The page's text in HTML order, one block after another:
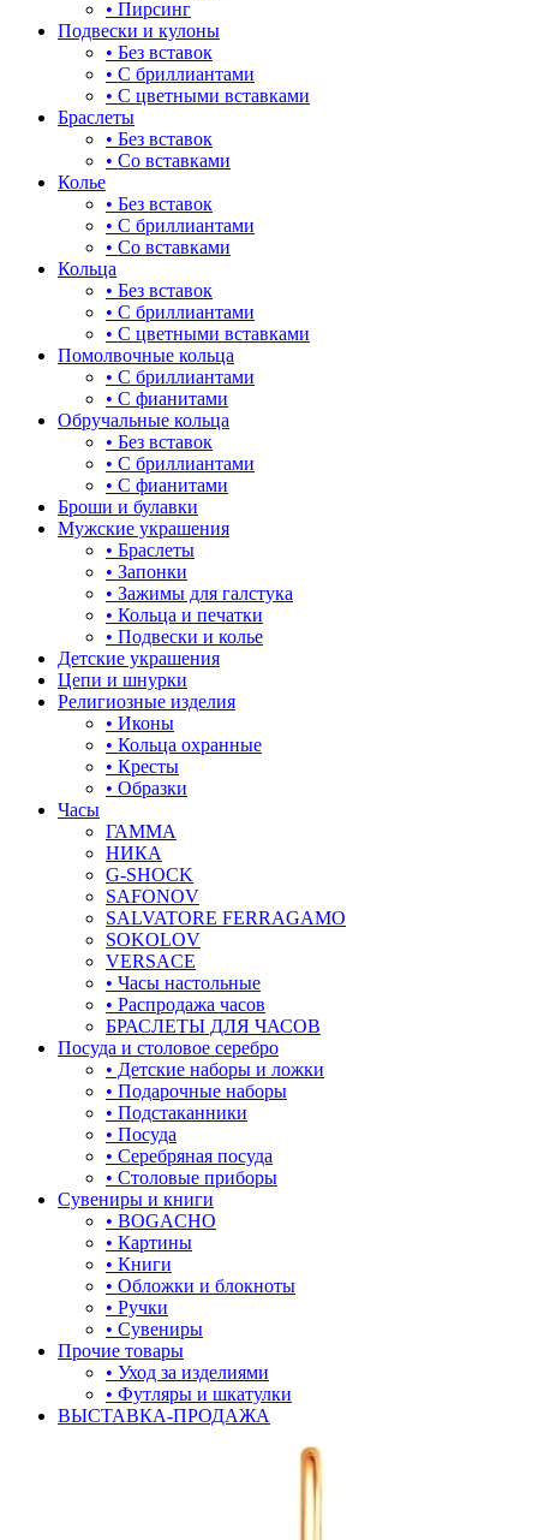
гвоздь
деревья
длинные
для мам
драконы и змеи
другие религии
животный мир
жучки и букашки
звезды
знаки зодиака
капля
квадрат (куб)
клевер
корона
кошки
круг (шар)
крылья и перья
листья
ловец снов
лошадки и единороги
лягушки
медведь
музыка
мышки
обереги
один камень
под гравировку
подкова
• Пирсинг
Подвески и кулоны
• Без вставок
• С бриллиантами
• С цветными вставками
Браслеты
• Без вставок
• Со вставками
Колье
• Без вставок
• С бриллиантами
• Со вставками
Кольца
• Без вставок
• С бриллиантами
• С цветными вставками
Помолвочные кольца
• С бриллиантами
• С фианитами
Обручальные кольца
• Без вставок
• С бриллиантами
• С фианитами
Броши и булавки
Мужские украшения
• Браслеты
• Запонки
• Зажимы для галстука
• Кольца и печатки
• Подвески и колье
Детские украшения
Цепи и шнурки
Религиозные изделия
• Иконы
• Кольца охранные
• Кресты
• Образки
Часы
ГАММА
НИКА
G-SHOCK
SAFONOV
SALVATORE FERRAGAMO
SOKOLOV
VERSACE
• Часы настольные
• Распродажа часов
БРАСЛЕТЫ ДЛЯ ЧАСОВ
Посуда и столовое серебро
• Детские наборы и ложки
• Подарочные наборы
• Подстаканники
• Посуда
• Серебряная посуда
• Столовые приборы
Сувениры и книги
• BOGACHO
• Картины
• Книги
• Обложки и блокноты
• Ручки
• Сувениры
Прочие товары
• Уход за изделиями
• Футляры и шкатулки
ВЫСТАВКА-ПРОДАЖА